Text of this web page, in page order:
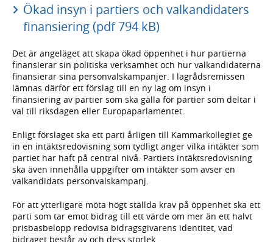
Ökad insyn i partiers och valkandidaters
finansiering (pdf 794 kB)
Det är angeläget att skapa ökad öppenhet i hur partierna
finansierar sin politiska verksamhet och hur valkandidaterna
finansierar sina personvalskampanjer. I lagrådsremissen
lämnas därför ett förslag till en ny lag om insyn i
finansiering av partier som ska gälla för partier som deltar i
val till riksdagen eller Europaparlamentet.
Enligt förslaget ska ett parti årligen till Kammarkollegiet ge
in en intäktsredovisning som tydligt anger vilka intäkter som
partiet har haft på central nivå. Partiets intäktsredovisning
ska även innehålla uppgifter om intäkter som avser en
valkandidats personvalskampanj.
För att ytterligare möta högt ställda krav på öppenhet ska ett
parti som tar emot bidrag till ett värde om mer än ett halvt
prisbasbelopp redovisa bidragsgivarens identitet, vad
bidraget består av och dess storlek.